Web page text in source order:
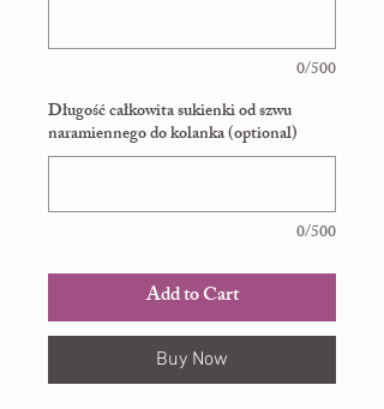
0/500
Długość całkowita sukienki od szwu
naramiennego do kolanka (optional)
0/500
Add to Cart
Buy Now